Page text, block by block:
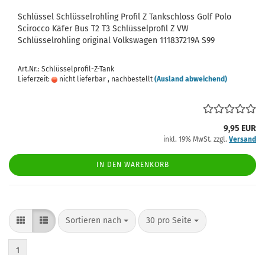
Schlüssel Schlüsselrohling Profil Z Tankschloss Golf Polo
Scirocco Käfer Bus T2 T3 Schlüsselprofil Z VW
Schlüsselrohling original Volkswagen 111837219A S99
Art.Nr.: Schlüsselprofil-Z-Tank
Lieferzeit:
nicht lieferbar , nachbestellt (Ausland abweichend)
9,95 EUR
inkl. 19% MwSt. zzgl. Versand
IN DEN WARENKORB
Sortieren nach
Sortieren nach 30 pro Seite
pro Seite
1